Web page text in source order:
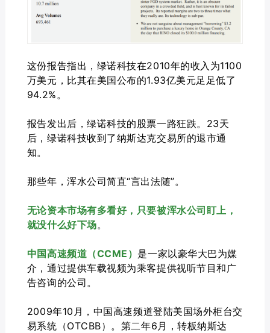
这份报告指出，绿诺科技在2010年的收入为1100
万美元，比其在美国公布的1.93亿美元足足低了
94.2%。
报告发出后，绿诺科技的股票一路狂跌。23天
后，绿诺科技收到了纳斯达克交易所的退市通
知。
那些年，浑水公司简直“言出法随”。
无论资本市场有多看好，只要被浑水公司盯上，
就没什么好下场。
中国高速频道（CCME） 是一家以豪华大巴为媒
介，通过提供车载视频为乘客提供视听节目和广
告咨询的公司。
2009年10月，中国高速频道登陆美国场外柜台交
易系统（OTCBB）。第二年6月，转板纳斯达